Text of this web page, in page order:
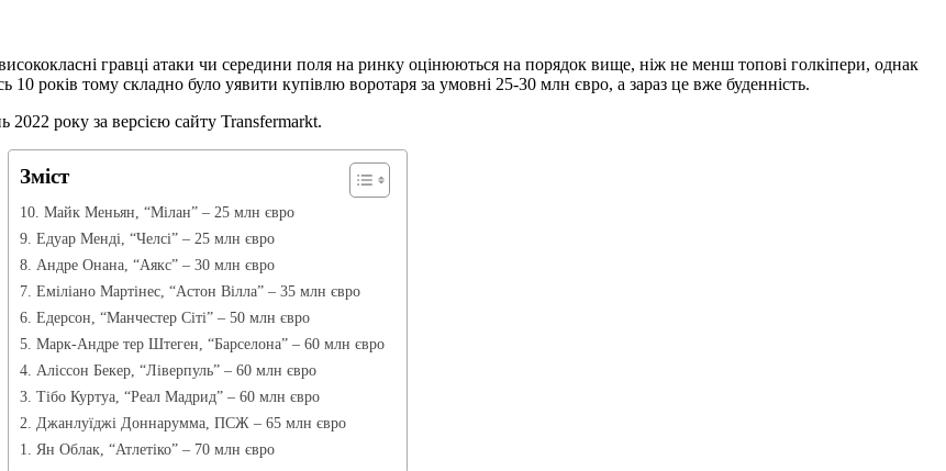
гравці атаки чи середини поля на ринку оцінюються на порядок вище, ніж не менш топові голкіпери, однак
років тому складно було уявити купівлю воротаря за умовні 25-30 млн євро, а зараз це вже буденність.
2022 року за версією сайту Transfermarkt.
Зміст
10. Майк Меньян, “Мілан” – 25 млн євро
9. Едуар Менді, “Челсі” – 25 млн євро
8. Андре Онана, “Аякс” – 30 млн євро
7. Еміліано Мартінес, “Астон Вілла” – 35 млн євро
6. Едерсон, “Манчестер Сіті” – 50 млн євро
5. Марк-Андре тер Штеген, “Барселона” – 60 млн євро
4. Аліссон Бекер, “Ліверпуль” – 60 млн євро
3. Тібо Куртуа, “Реал Мадрид” – 60 млн євро
2. Джанлуїджі Доннарумма, ПСЖ – 65 млн євро
1. Ян Облак, “Атлетіко” – 70 млн євро